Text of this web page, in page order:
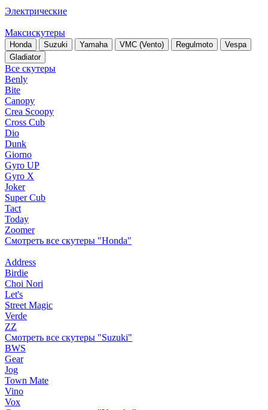
Электрические
Максискутеры
Honda Suzuki Yamaha VMC (Vento) Regulmoto
Vespa
Gladiator
Все скутеры
Benly
Bite
Canopy
Crea Scoopy
Cross Cub
Dio
Dunk
Giorno
Gyro UP
Gyro X
Joker
Super Cub
Tact
Today
Zoomer
Смотреть все скутеры "Honda"
Address
Birdie
Choi Nori
Let's
Street Magic
Verde
ZZ
Смотреть все скутеры "Suzuki"
BWS
Gear
Jog
Town Mate
Vino
Vox